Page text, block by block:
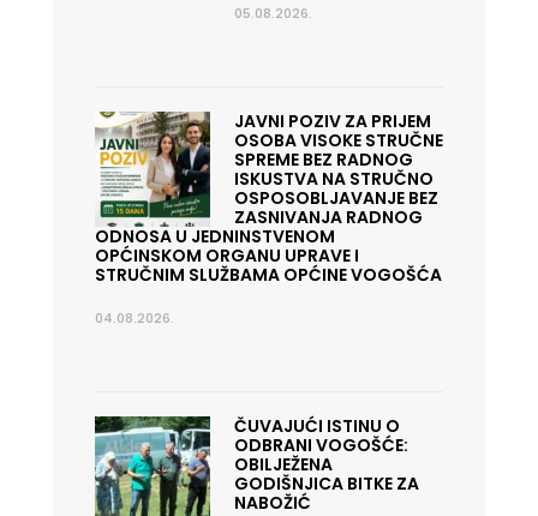
05.08.2026.
JAVNI POZIV ZA PRIJEM
OSOBA VISOKE STRUČNE
SPREME BEZ RADNOG
ISKUSTVA NA STRUČNO
OSPOSOBLJAVANJE BEZ
ZASNIVANJA RADNOG
ODNOSA U JEDNINSTVENOM
OPĆINSKOM ORGANU UPRAVE I
STRUČNIM SLUŽBAMA OPĆINE VOGOŠĆA
04.08.2026.
ČUVAJUĆI ISTINU O
ODBRANI VOGOŠĆE:
OBILJEŽENA
GODIŠNJICA BITKE ZA
NABOŽIĆ